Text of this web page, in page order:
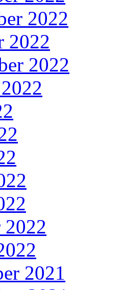
2022
2022
2022
2022
2021